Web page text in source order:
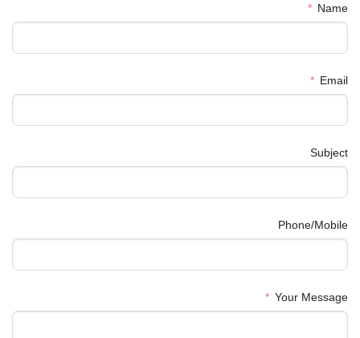
Name
Email
Subject
Phone/Mobile
Your Message